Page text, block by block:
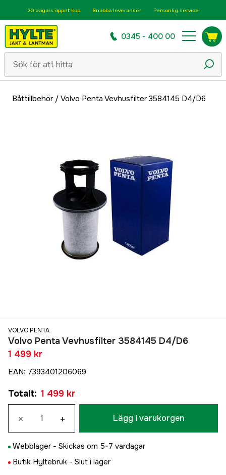
30 dagars öppet köp Snabba leveranser Personlig service
0345 - 400 00
Båttillbehör/ Volvo Penta Vevhusfilter 3584145 D4/D6
VOLVO PENTA
Volvo Penta Vevhusfilter 3584145 D4/D6
1 499 kr
EAN: 7393401206069
Totalt: 1 499 kr
× + Lägg i varukorgen
Webblager - Skickas om 5-7 vardagar
Butik Hyltebruk - Slut i lager